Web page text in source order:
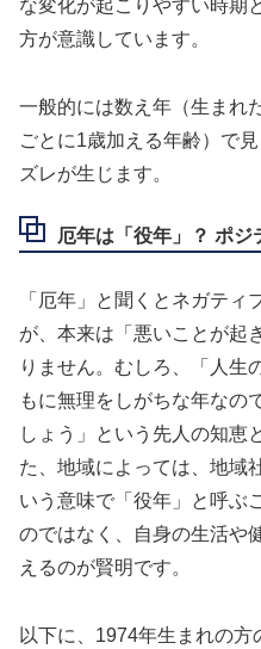
な変化が起こりやすい時期
方が意識しています。
一般的には数え年（生まれ
ごとに1歳加える年齢）で
ズレが生じます。
厄年は「役年」？ ポジ
「厄年」と聞くとネガテ
が、本来は「悪いことが起
りません。むしろ、「人生
もに無理をしがちな年なの
しょう」という先人の知恵
た、地域によっては、地域
いう意味で「役年」と呼ぶ
のではなく、自身の生活や
えるのが賢明です。
以下に、1974年生まれの